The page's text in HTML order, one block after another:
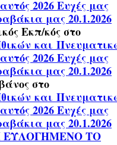
2026 Ευχές μας
μας 20.1.2026
Εκπ/κόςστο
και
2026 Ευχές μας
μας 20.1.2026
στο
και
2026 Ευχές μας
μας 20.1.2026
ΕΥΛΟΓΗΜΕΝΟ ΤΟ